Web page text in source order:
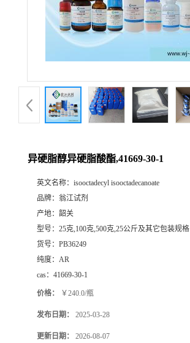
异硬脂醇异硬脂酸酯,41669-30-1
英文名称： isooctadecyl isooctadecanoate
品牌： 翁江试剂
产地： 韶关
型号： 25克,100克,500克,25公斤及其它包装规格
货号： PB36249
纯度： AR
cas： 41669-30-1
价格： ￥240.0/瓶
发布日期： 2025-03-28
更新日期： 2026-08-07